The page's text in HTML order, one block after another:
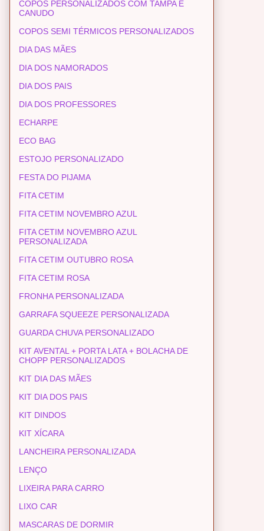
COPOS PERSONALIZADOS COM TAMPA E
CANUDO
COPOS SEMI TÉRMICOS PERSONALIZADOS
DIA DAS MÃES
DIA DOS NAMORADOS
DIA DOS PAIS
DIA DOS PROFESSORES
ECHARPE
ECO BAG
ESTOJO PERSONALIZADO
FESTA DO PIJAMA
FITA CETIM
FITA CETIM NOVEMBRO AZUL
FITA CETIM NOVEMBRO AZUL
PERSONALIZADA
FITA CETIM OUTUBRO ROSA
FITA CETIM ROSA
FRONHA PERSONALIZADA
GARRAFA SQUEEZE PERSONALIZADA
GUARDA CHUVA PERSONALIZADO
KIT AVENTAL + PORTA LATA + BOLACHA DE
CHOPP PERSONALIZADOS
KIT DIA DAS MÃES
KIT DIA DOS PAIS
KIT DINDOS
KIT XÍCARA
LANCHEIRA PERSONALIZADA
LENÇO
LIXEIRA PARA CARRO
LIXO CAR
MASCARAS DE DORMIR